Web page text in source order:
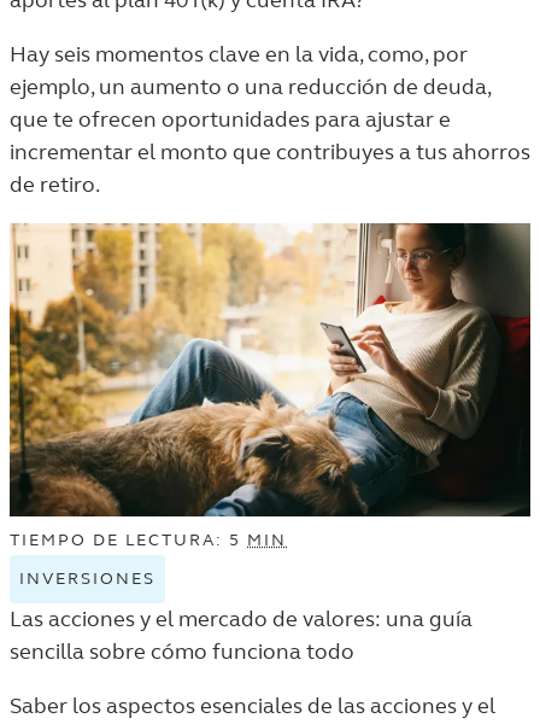
TAGGED
ARTICLES
THE
VIDA
Y
Hay seis momentos clave en la vida, como, por
ejemplo, un aumento o una reducción de deuda,
que te ofrecen oportunidades para ajustar e
incrementar el monto que contribuyes a tus ahorros
de retiro.
TIEMPO DE LECTURA: 5 MIN
INVERSIONES
INVERSIONES
ARTICLES
IN
Las acciones y el mercado de valores: una guía
sencilla sobre cómo funciona todo
Saber los aspectos esenciales de las acciones y el